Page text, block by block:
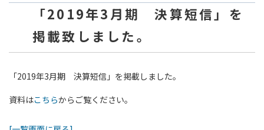
「2019年3月期 決算短信」を
掲載致しました。
「2019年3月期 決算短信」を掲載しました。
資料はこちらからご覧ください。